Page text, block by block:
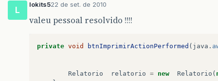
L
lokits522 de set. de 2010
valeu pessoal resolvido !!!!
private void btnImprimirActionPerformed ( java .
Relatorio relatorio = new Relatorio (